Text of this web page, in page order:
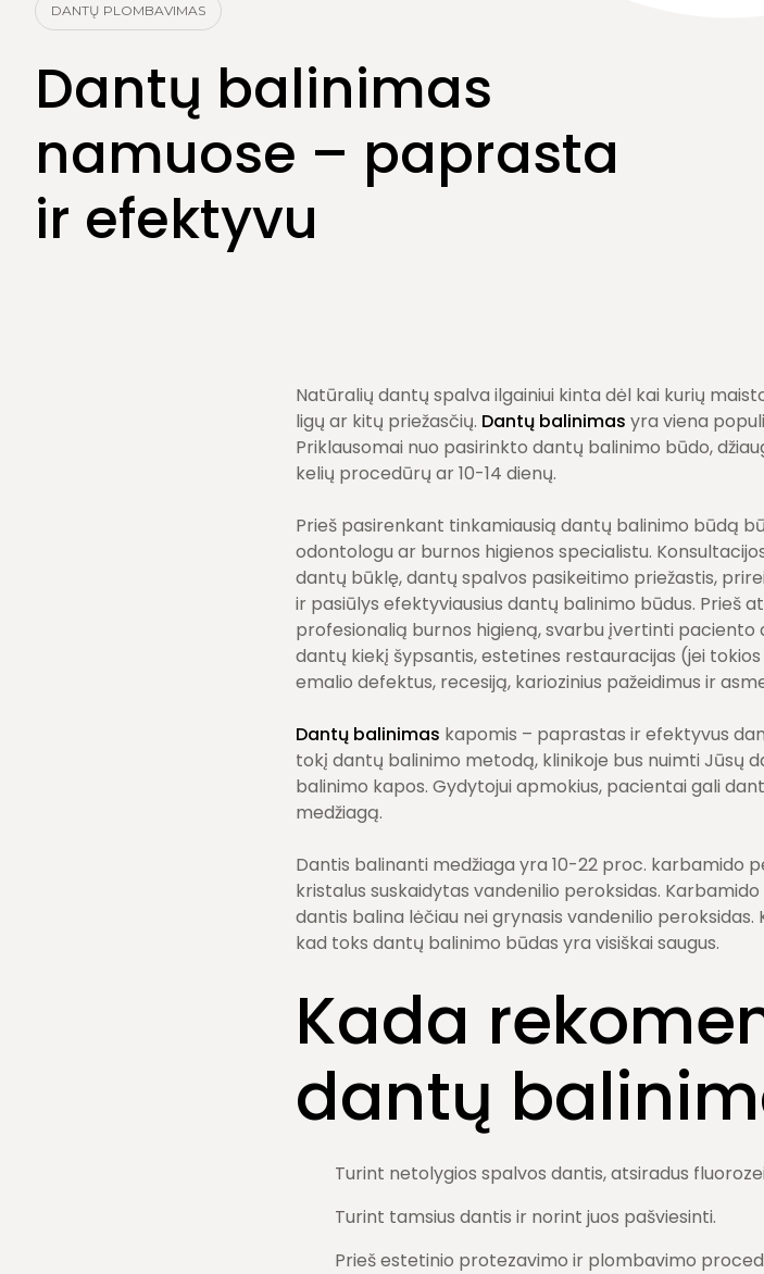
Dantų šalinimas
DANTŲ PLOMBAVIMAS
Dantų balinimas
namuose – paprasta
ir efektyvu
Natūralių dantų spalva ilgainiui kinta dėl kai kurių
ligų ar kitų priežasčių. Dantų balinimas yra viena
Priklausomai nuo pasirinkto dantų balinimo būdo,
kelių procedūrų ar 10-14 dienų.
Prieš pasirenkant tinkamiausią dantų balinimo būdą
odontologu ar burnos higienos specialistu.
dantų būklę, dantų spalvos pasikeitimo priežastis,
ir pasiūlys efektyviausius dantų balinimo būdus.
profesionalią burnos higieną, svarbu įvertinti
dantų kiekį šypsantis, estetines restauracijas (jei
emalio defektus, recesiją, kariozinius pažeidimus ir
Dantų balinimas kapomis – paprastas ir efektyvus
tokį dantų balinimo metodą, klinikoje bus nuimti Jūsų
balinimo kapos. Gydytojui apmokius, pacientai gali
medžiagą.
Dantis balinanti medžiaga yra 10-22 proc. karbamido
kristalus suskaidytas vandenilio peroksidas.
dantis balina lėčiau nei grynasis vandenilio peroksidas.
kad toks dantų balinimo būdas yra visiškai saugus.
Kada
dantų
Turint netolygios spalvos dantis, atsiradus
Turint tamsius dantis ir norint juos pašviesinti.
Prieš estetinio protezavimo ir plombavimo